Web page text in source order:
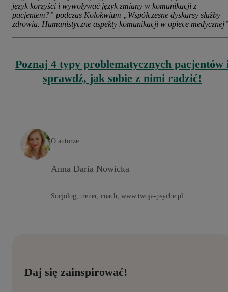
język korzyści i wywoływać język zmiany w komunikacji z
pacjentem?” podczas Kolokwium „Współczesne dyskursy służby
zdrowia. Humanistyczne aspekty komunikacji w opiece
Poznaj 4 typy problematycznych pacjentów
sprawdź, jak sobie z nimi radzić!
O autorze
Anna Daria Nowicka
Socjolog, trener, coach; www.twoja-psyche.pl
Daj się zainspirować!